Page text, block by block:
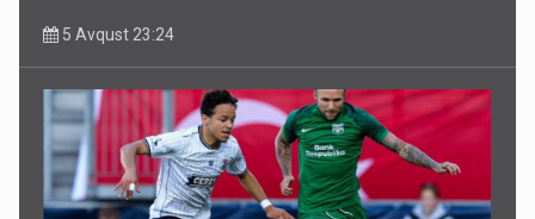
5 Avqust 23:24